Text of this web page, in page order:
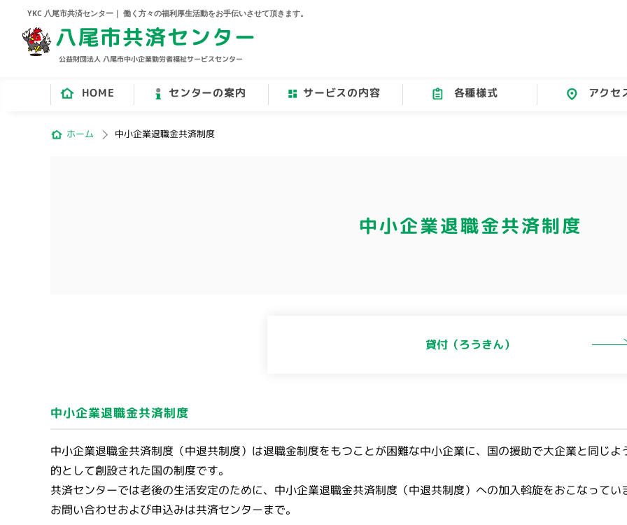
YKC 八尾市共済センター｜ 働く方々の福利厚生活動をお手伝いさせて頂きます。
八尾市共済センター
公益財団法人 八尾市中小企業勤労者福祉サービスセンター
HOME センターの案内 サービスの内容 各種様式 アクセ
ホーム 中小企業退職金共済制度
中小企業退職金共済制度
貸付 （ろうきん）
中小企業退職金共済制度
中小企業退職金共済制度（中退共制度）は退職金制度をもつことが困難な中小企業に、国の援助で大企業と同じ
的として創設された国の制度です。
共済センターでは老後の生活安定のために、中小企業退職金共済制度（中退共制度）への加入斡旋をおこなってい
お問い合わせおよび申込みは共済センターまで。